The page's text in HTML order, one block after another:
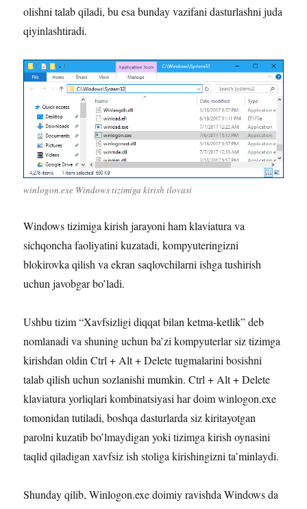
olishni talab qiladi, bu esa bunday vazifani dasturlashni juda
qiyinlashtiradi.
winlogon.exe Windows tizimiga kirish ilovasi
Windows tizimiga kirish jarayoni ham klaviatura va
sichqoncha faoliyatini kuzatadi, kompyuteringizni
blokirovka qilish va ekran saqlovchilarni ishga tushirish
uchun javobgar bo’ladi.
Ushbu tizim “Xavfsizligi diqqat bilan ketma-ketlik” deb
nomlanadi va shuning uchun ba’zi kompyuterlar siz tizimga
kirishdan oldin Ctrl + Alt + Delete tugmalarini bosishni
talab qilish uchun sozlanishi mumkin. Ctrl + Alt + Delete
klaviatura yorliqlari kombinatsiyasi har doim winlogon.exe
tomonidan tutiladi, boshqa dasturlarda siz kiritayotgan
parolni kuzatib bo’lmaydigan yoki tizimga kirish oynasini
taqlid qiladigan xavfsiz ish stoliga kirishingizni ta’minlaydi.
Shunday qilib, Winlogon.exe doimiy ravishda Windows da